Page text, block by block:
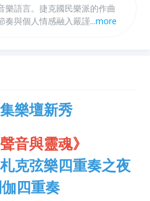
樂語言。捷克國民樂派的作曲
奏與個人情感融入嚴謹的古典
比的兩首作品，呈現捷克音
...more
樂壇新秀
音與靈魂》
克弦樂四重奏之夜
四重奏